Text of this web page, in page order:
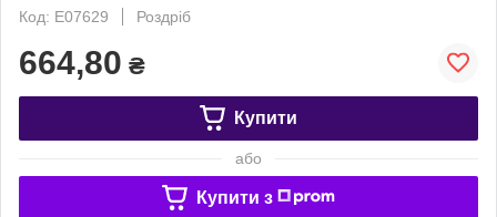
Код: Е07629
Роздріб
664,80 ₴
Купити
або
Купити з